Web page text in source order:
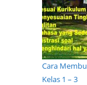
Cara
Kelas 1 – 3